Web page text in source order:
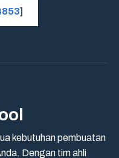
]
kebutuhan pembuatan
Dengan tim ahli